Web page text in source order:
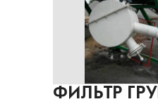
ФИЛЬТР